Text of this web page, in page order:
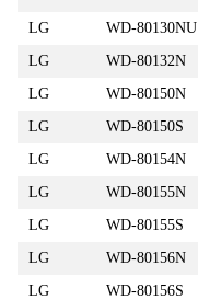
LG
WD-80130NU
LG
WD-80132N
LG
WD-80150N
LG
WD-80150S
LG
WD-80154N
LG
WD-80155N
LG
WD-80155S
LG
WD-80156N
LG
WD-80156S